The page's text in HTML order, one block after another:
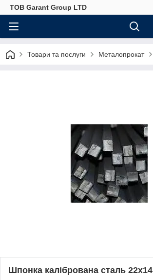
ТОВ Garant Group LTD
Товари та послуги Металопрокат
Шпонка калібрована сталь 22х14